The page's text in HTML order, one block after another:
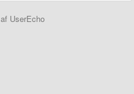
af UserEcho